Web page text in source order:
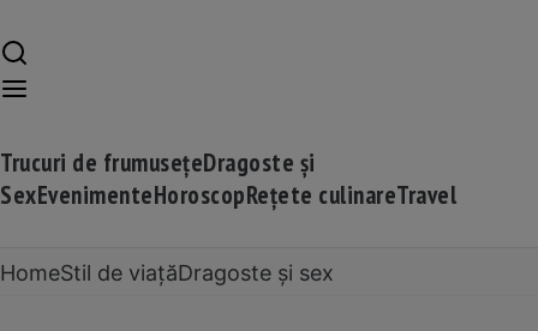
Trucuri de frumusețeDragoste și
SexEvenimenteHoroscopRețete culinareTravel
HomeStil de viațăDragoste și sex